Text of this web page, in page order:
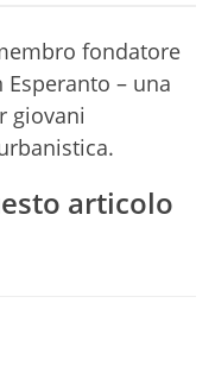
fondatore
– una
giovani
articolo